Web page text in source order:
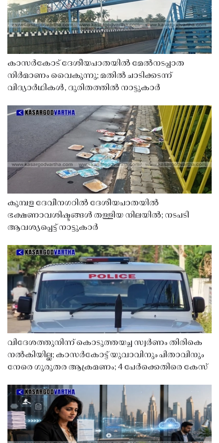
കാസർകോട് ദേശീയപാതയിൽ മേൽനടപ്പാത
നിർമാണം വൈകുന്നു; മതിൽ ചാടിക്കടന്ന്
വിദ്യാർഥികൾ, ദുരിതത്തിൽ നാട്ടുകാർ
കുമ്പള ദേവീനഗറിൽ ദേശീയപാതയിൽ
ഭക്ഷണാവശിഷ്ടങ്ങൾ തള്ളിയ നിലയിൽ; നടപടി
ആവശ്യപ്പെട്ട് നാട്ടുകാർ
വിദേശത്തുനിന്ന് കൊടുത്തയച്ച സ്വർണം തിരികെ
നൽകിയില്ല; കാസർകോട്ട് യുവാവിനും പിതാവിനും
നേരെ ഗുരുതര ആക്രമണം; 4 പേർക്കെതിരെ കേസ്